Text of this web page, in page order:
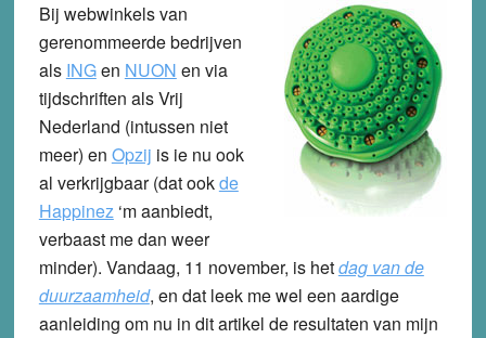
Bij webwinkels van
gerenommeerde bedrijven
als INGen NUON en via
tijdschriften als Vrij
Nederland (intussen niet
meer) en Opzij is ie nu ook
al verkrijgbaar (dat ookde
Happinez‘m aanbiedt,
verbaast me dan weer
minder). Vandaag, 11 november, is hetdag van de
duurzaamheid, en dat leek me wel een aardige
aanleiding om nu in dit artikel de resultaten van mijn